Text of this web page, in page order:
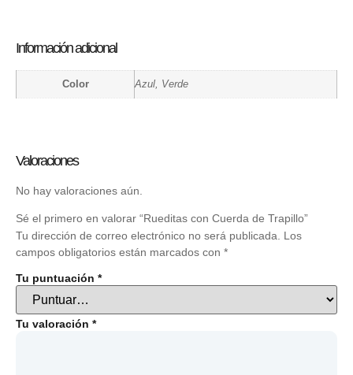
Información adicional
Color Azul, Verde
Valoraciones
No hay valoraciones aún.
Sé el primero en valorar “Rueditas con Cuerda de Trapillo”
Tu dirección de correo electrónico no será publicada. Los
campos obligatorios están marcados con *
Tu puntuación *
Tu valoración *